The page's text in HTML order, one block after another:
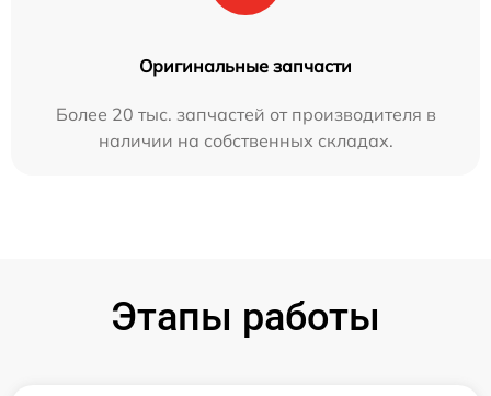
Оригинальные запчасти
Более 20 тыс. запчастей от производителя в
наличии на собственных складах.
Этапы работы